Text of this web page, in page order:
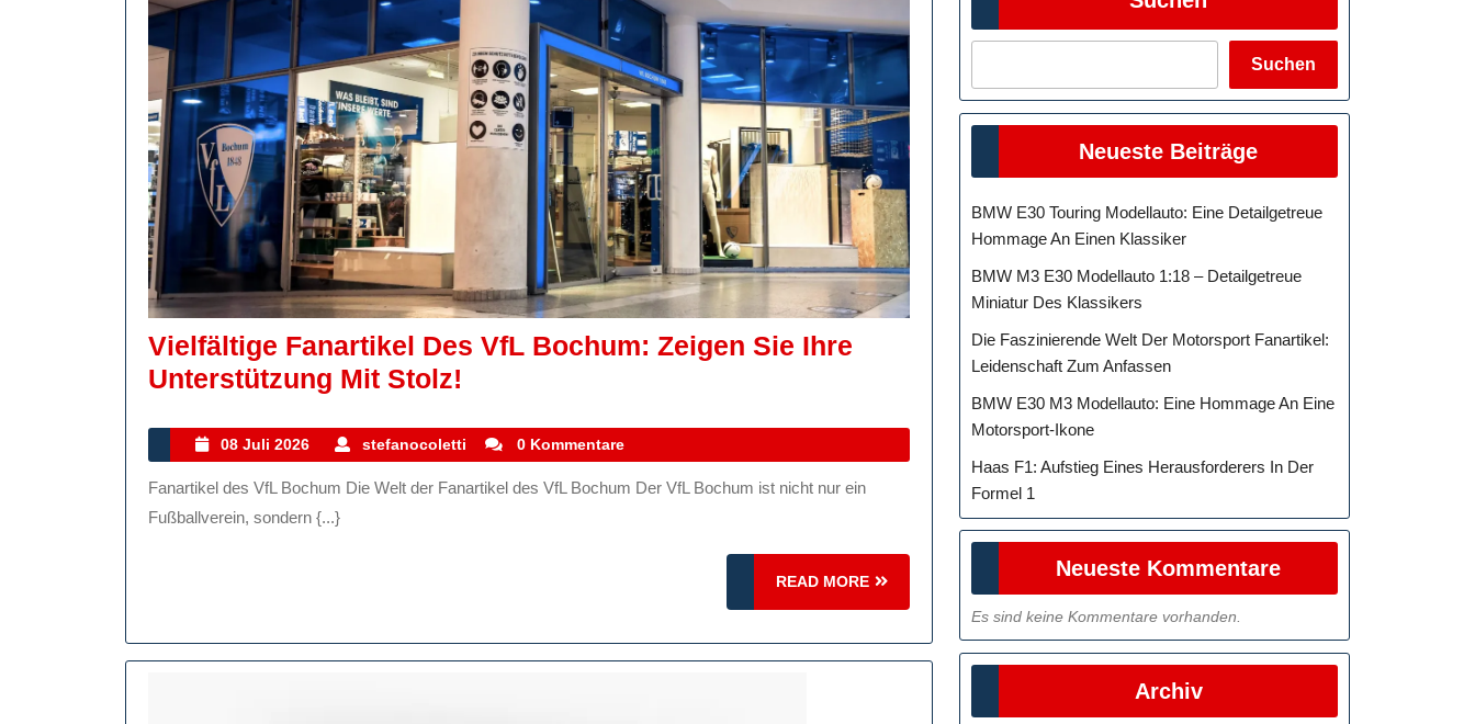
Vielfältige Fanartikel Des VfL Bochum: Zeigen Sie Ihre
Unterstützung Mit Stolz!
Des
VfL
Unterstützung
08 Juli 2026
08
Juli
2026
stefanocoletti stefanocoletti
0 Kommentare
Fanartikel des VfL Bochum Die Welt der Fanartikel des VfL Bochum Der VfL Bochum ist nicht nur ein
Fußballverein, sondern {...}
READ MORE
READ
MORE
Suchen
Neueste Beiträge
BMW E30 Touring Modellauto: Eine Detailgetreue
Hommage An Einen Klassiker
BMW M3 E30 Modellauto 1:18 – Detailgetreue
Miniatur Des Klassikers
Die Faszinierende Welt Der Motorsport Fanartikel:
Leidenschaft Zum Anfassen
BMW E30 M3 Modellauto: Eine Hommage An Eine
Motorsport-Ikone
Haas F1: Aufstieg Eines Herausforderers In Der
Formel 1
Neueste Kommentare
Es sind keine Kommentare vorhanden.
Archiv